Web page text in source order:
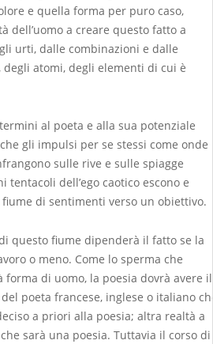
e quella forma per puro caso,
dell’uomo a creare questo fatto a
urti, dalle combinazioni e dalle
atomi, degli elementi di cui è
al poeta e alla sua potenziale
gli impulsi per se stessi come onde
sulle rive e sulle spiagge
tentacoli dell’ego caotico escono e
fiume di sentimenti verso un obiettivo.
questo fiume dipenderà il fatto se la
o meno. Come lo sperma che
di uomo, la poesia dovrà avere il
poeta francese, inglese o italiano
a priori alla poesia; altra realtà a
sarà una poesia. Tuttavia il corso di